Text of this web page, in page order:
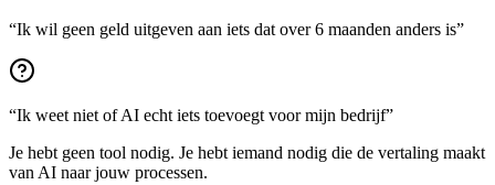
“Ik wil geen geld uitgeven aan iets dat over 6 maanden anders is”
“Ik weet niet of AI echt iets toevoegt voor mijn bedrijf”
Je hebt geen tool nodig. Je hebt iemand nodig die de vertaling maakt
van AI naar jouw processen.